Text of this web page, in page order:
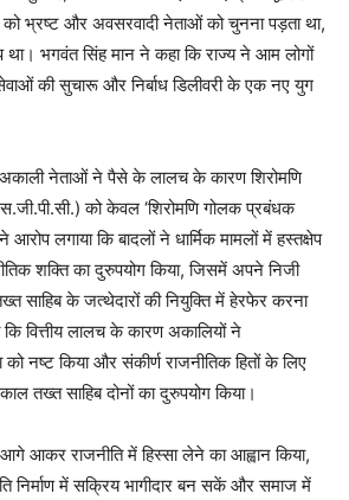
को भ्रष्ट और अवसरवादी नेताओं को चुनना पड़ता था,
था। भगवंत सिंह मान ने कहा कि राज्य ने आम लोगों
की सुचारू और निर्बाध डिलीवरी के एक नए युग
अकाली नेताओं ने पैसे के लालच के कारण शिरोमणि
को केवल ‘शिरोमणि गोलक प्रबंधक
आरोप लगाया कि बादलों ने धार्मिक मामलों में हस्तक्षेप
शक्ति का दुरुपयोग किया, जिसमें अपने निजी
साहिब के जत्थेदारों की नियुक्ति में हेरफेर करना
वित्तीय लालच के कारण अकालियों ने
को नष्ट किया और संकीर्ण राजनीतिक हितों के लिए
तख्त साहिब दोनों का दुरुपयोग किया।
आकर राजनीति में हिस्सा लेने का आह्वान किया,
निर्माण में सक्रिय भागीदार बन सकें और समाज में